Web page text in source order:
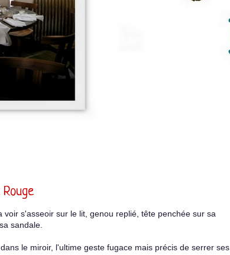
s'asseoir sur le lit, genou replié, tête penchée sur sa
sandale.
le miroir, l'ultime geste fugace mais précis de serrer ses